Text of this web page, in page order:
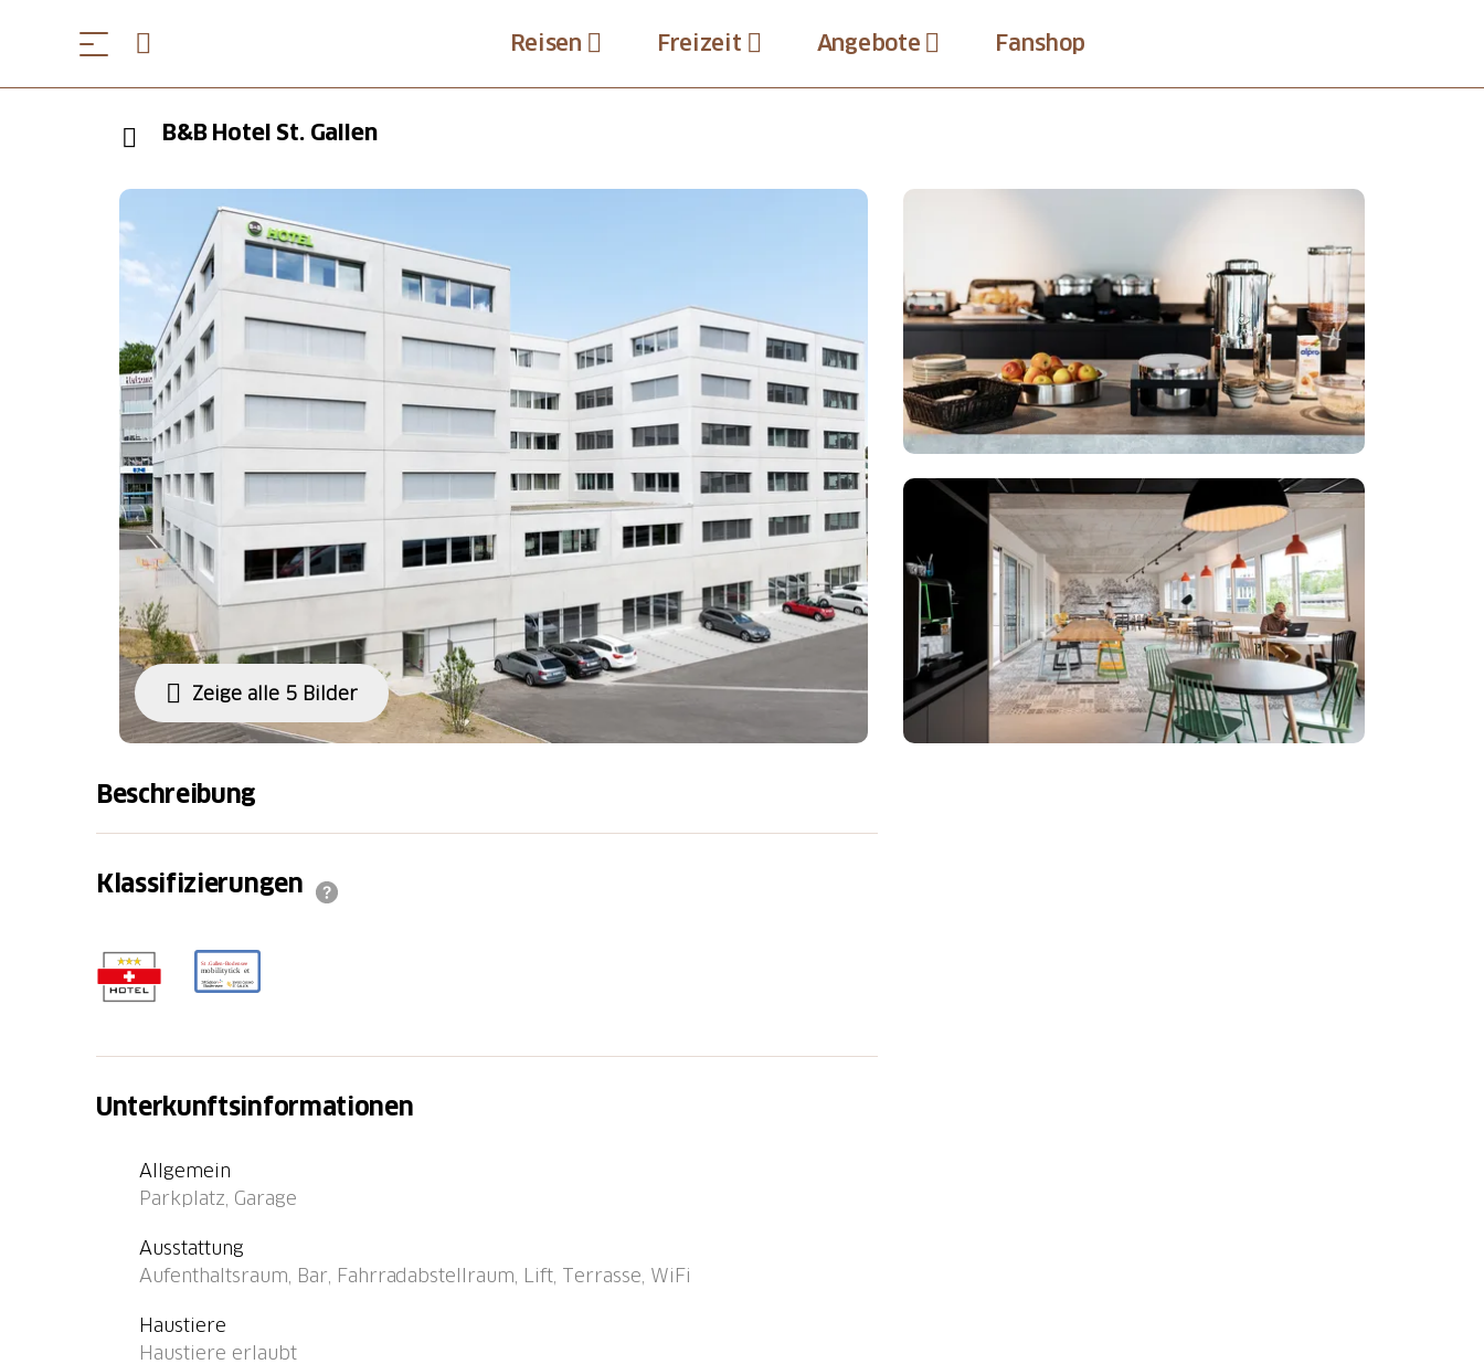
Reisen Freizeit Angebote Fanshop
B&B Hotel St. Gallen
Zeige alle 5 Bilder
Beschreibung
Familienzimmer an. Selbstverständlich werden auch drei barrierefreie Zimmer
angeboten. Das Hotel ist optimal mit dem ÖV erreichbar, da nur gerade drei
82 entfernt. In der Tiefgarage stehen private Parklätze (kostenpflichtig) und eine
elektrische Ladestation den Gästen zur Verfügung, die mit dem PkW anreisen.
herzhafte Angebot hat für alle etwas im Sortiment. Lässt es das Wetter zu, steht auch
eine Terrasse zum gemütlichen Verweilen bereit. Die Wohnzimmerlobby im Urban-
Klassifizierungen
Unterkunftsinformationen
Allgemein
Parkplatz, Garage
Ausstattung
Aufenthaltsraum, Bar, Fahrradabstellraum, Lift, Terrasse, WiFi
Haustiere
Haustiere erlaubt